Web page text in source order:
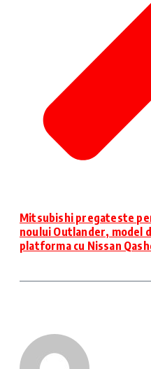
Mitsubishi pregateste
noului Outlander, model
platforma cu Nissan